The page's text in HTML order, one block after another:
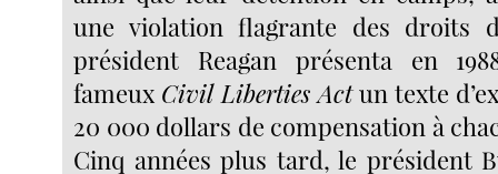
une violation flagrante des droits
président Reagan présenta en
fameux Civil Liberties Actun texte
20 000 dollars de compensation à
Cinq années plus tard, le président